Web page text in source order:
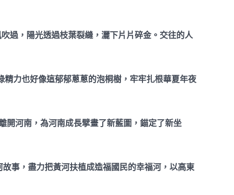
過，陽光透過枝葉裂縫，灑下片片碎金。交往的人
精力也好像這郁郁蔥蔥的泡桐樹，牢牢扎根華夏年夜
開河南，為河南成長擘畫了新藍圖，錨定了新坐
事，盡力把黃河扶植成造福國民的幸福河，以高東